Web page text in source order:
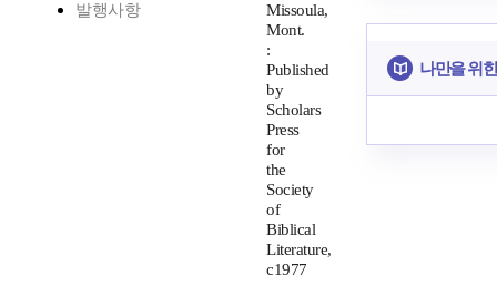
발행사항
Missoula,
Mont.
:
Published
by
Scholars
Press
for
the
Society
of
Biblical
Literature,
c1977
나만을 위